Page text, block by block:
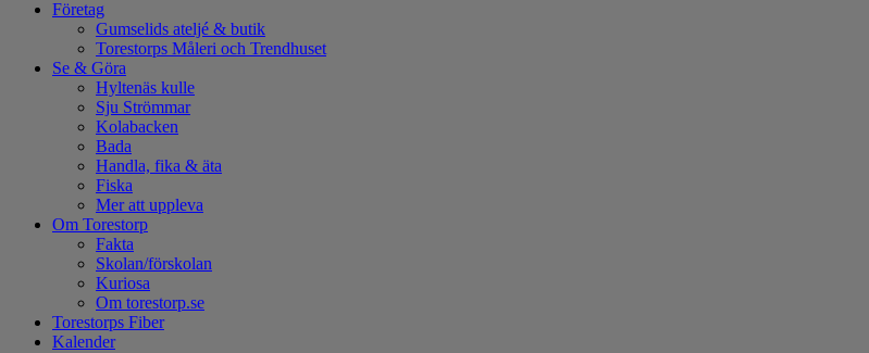
Företag
Gumselids ateljé & butik
Torestorps Måleri och Trendhuset
Se & Göra
Hyltenäs kulle
Sju Strömmar
Kolabacken
Bada
Handla, fika & äta
Fiska
Mer att uppleva
Om Torestorp
Fakta
Skolan/förskolan
Kuriosa
Om torestorp.se
Torestorps Fiber
Kalender